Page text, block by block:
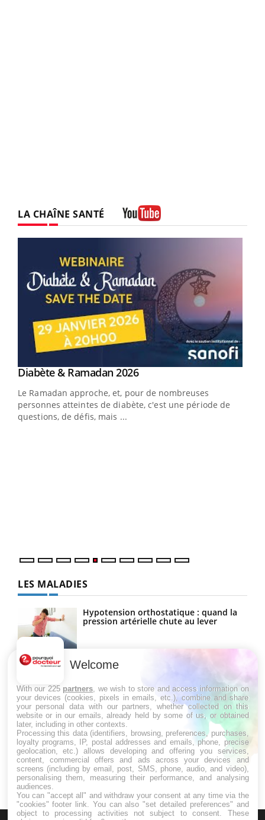
LA CHAÎNE SANTÉ
Youtube
Diabète & Ramadan 2026Youtube
Le Ramadan approche, et, pour de nombreuses
personnes atteintes de diabète, c'est une période de
questions, de défis, mais ...
LES MALADIES
Hypotension orthostatique : quand la
pression artérielle chute au lever
Drépanocytose : une déformation des
globules rouges aux conséquences
Maladie de Charcot (Sclérose latérale
amyotrophique)
Welcome
With our 225 partners , we wish to store and access information on
your devices (cookies, pixels in emails, etc.), combine and share
your personal data with our partners, whether collected on this
website or in our emails, already held by some of us, or obtained
later, including in other contexts.
Processing this data (identifiers, browsing, preferences, purchases,
loyalty programs, IP, postal addresses and emails, phone, precise
geolocation, etc.) allows developing and offering you services,
content, commercial offers and ads across your devices and
screens (including by email, post, SMS, phone, audio, and video),
personalising them, measuring their performance, and analysing
audiences.
You can "accept all" and withdraw your consent at any time via the
"cookies" footer link . You can also "set detailed preferences" and
object to processing activities not subject to consent. These